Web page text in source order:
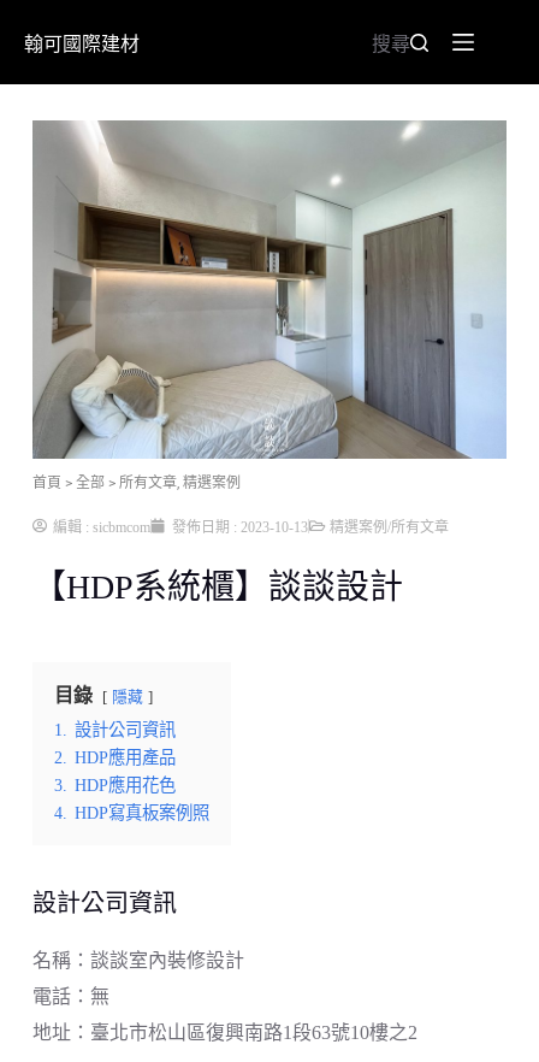
翰可國際建材 搜尋
首頁 > 全部 > 所有文章, 精選案例
編輯 : sicbmcom 發佈日期 : 2023-10-13 精選案例 /所有文章
【HDP系統櫃】談談設計
目錄 隱藏
1.
設計公司資訊
2.
HDP應用產品
3.
HDP應用花色
4.
HDP寫真板案例照
設計公司資訊
名稱：談談室內裝修設計
電話：無
地址：臺北市松山區復興南路1段63號10樓之2